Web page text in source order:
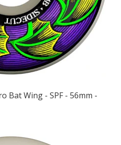
Bat Wing - SPF - 56mm -